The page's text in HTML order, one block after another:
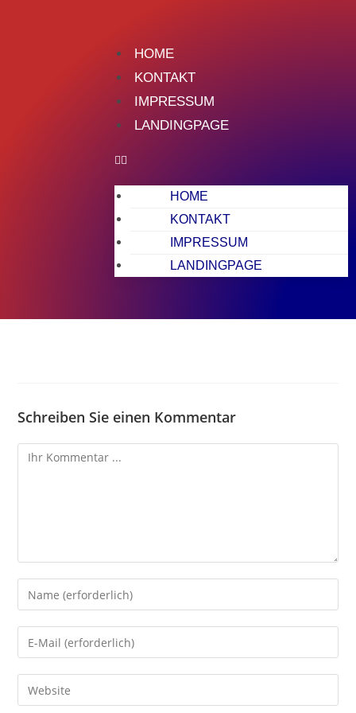
HOME
KONTAKT
IMPRESSUM
LANDINGPAGE
HOME
KONTAKT
IMPRESSUM
LANDINGPAGE
Schreiben Sie einen Kommentar